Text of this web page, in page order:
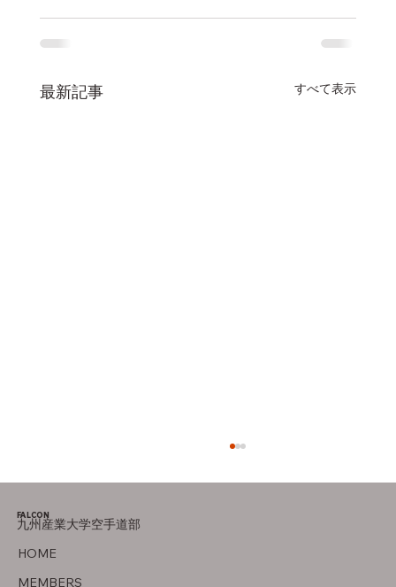
最新記事 すべて表示
竜泉寺の湯！
HOME
MEMBERS
FALCON
九州産業大学空手道部